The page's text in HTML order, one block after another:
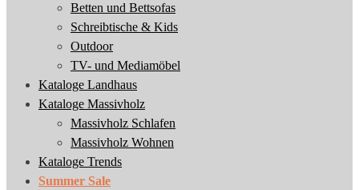
Betten und Bettsofas
Schreibtische & Kids
Outdoor
TV- und Mediamöbel
Kataloge Landhaus
Kataloge Massivholz
Massivholz Schlafen
Massivholz Wohnen
Kataloge Trends
Summer Sale